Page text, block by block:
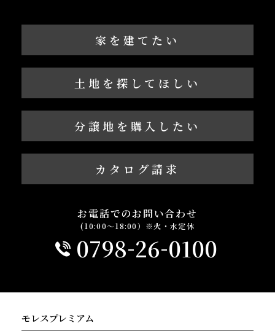
家を建てたい
土地を探してほしい
分譲地を購入したい
カタログ請求
お電話でのお問い合わせ
(10:00～18:00）※火・水定休
0798-26-0100
モレスプレミアム